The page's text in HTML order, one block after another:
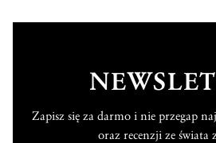
Zapisz się za darmo i nie przegap
oraz recenzji ze świata